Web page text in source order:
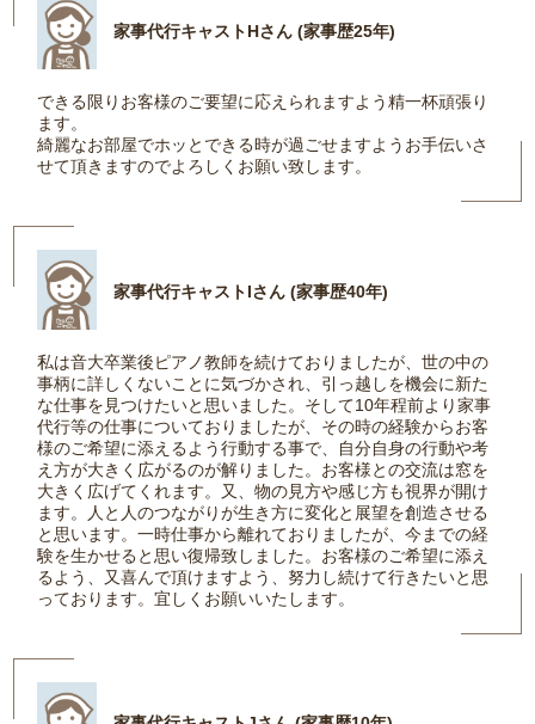
家事代行キャストHさん (家事歴25年)
できる限りお客様のご要望に応えられますよう精一杯頑張り
ます。
綺麗なお部屋でホッとできる時が過ごせますようお手伝いさ
せて頂きますのでよろしくお願い致します。
家事代行キャストIさん (家事歴40年)
私は音大卒業後ピアノ教師を続けておりましたが、世の中の
事柄に詳しくないことに気づかされ、引っ越しを機会に新た
な仕事を見つけたいと思いました。そして10年程前より家事
代行等の仕事についておりましたが、その時の経験からお客
様のご希望に添えるよう行動する事で、自分自身の行動や考
え方が大きく広がるのが解りました。お客様との交流は窓を
大きく広げてくれます。又、物の見方や感じ方も視界が開け
ます。人と人のつながりが生き方に変化と展望を創造させる
と思います。一時仕事から離れておりましたが、今までの経
験を生かせると思い復帰致しました。お客様のご希望に添え
るよう、又喜んで頂けますよう、努力し続けて行きたいと思
っております。宜しくお願いいたします。